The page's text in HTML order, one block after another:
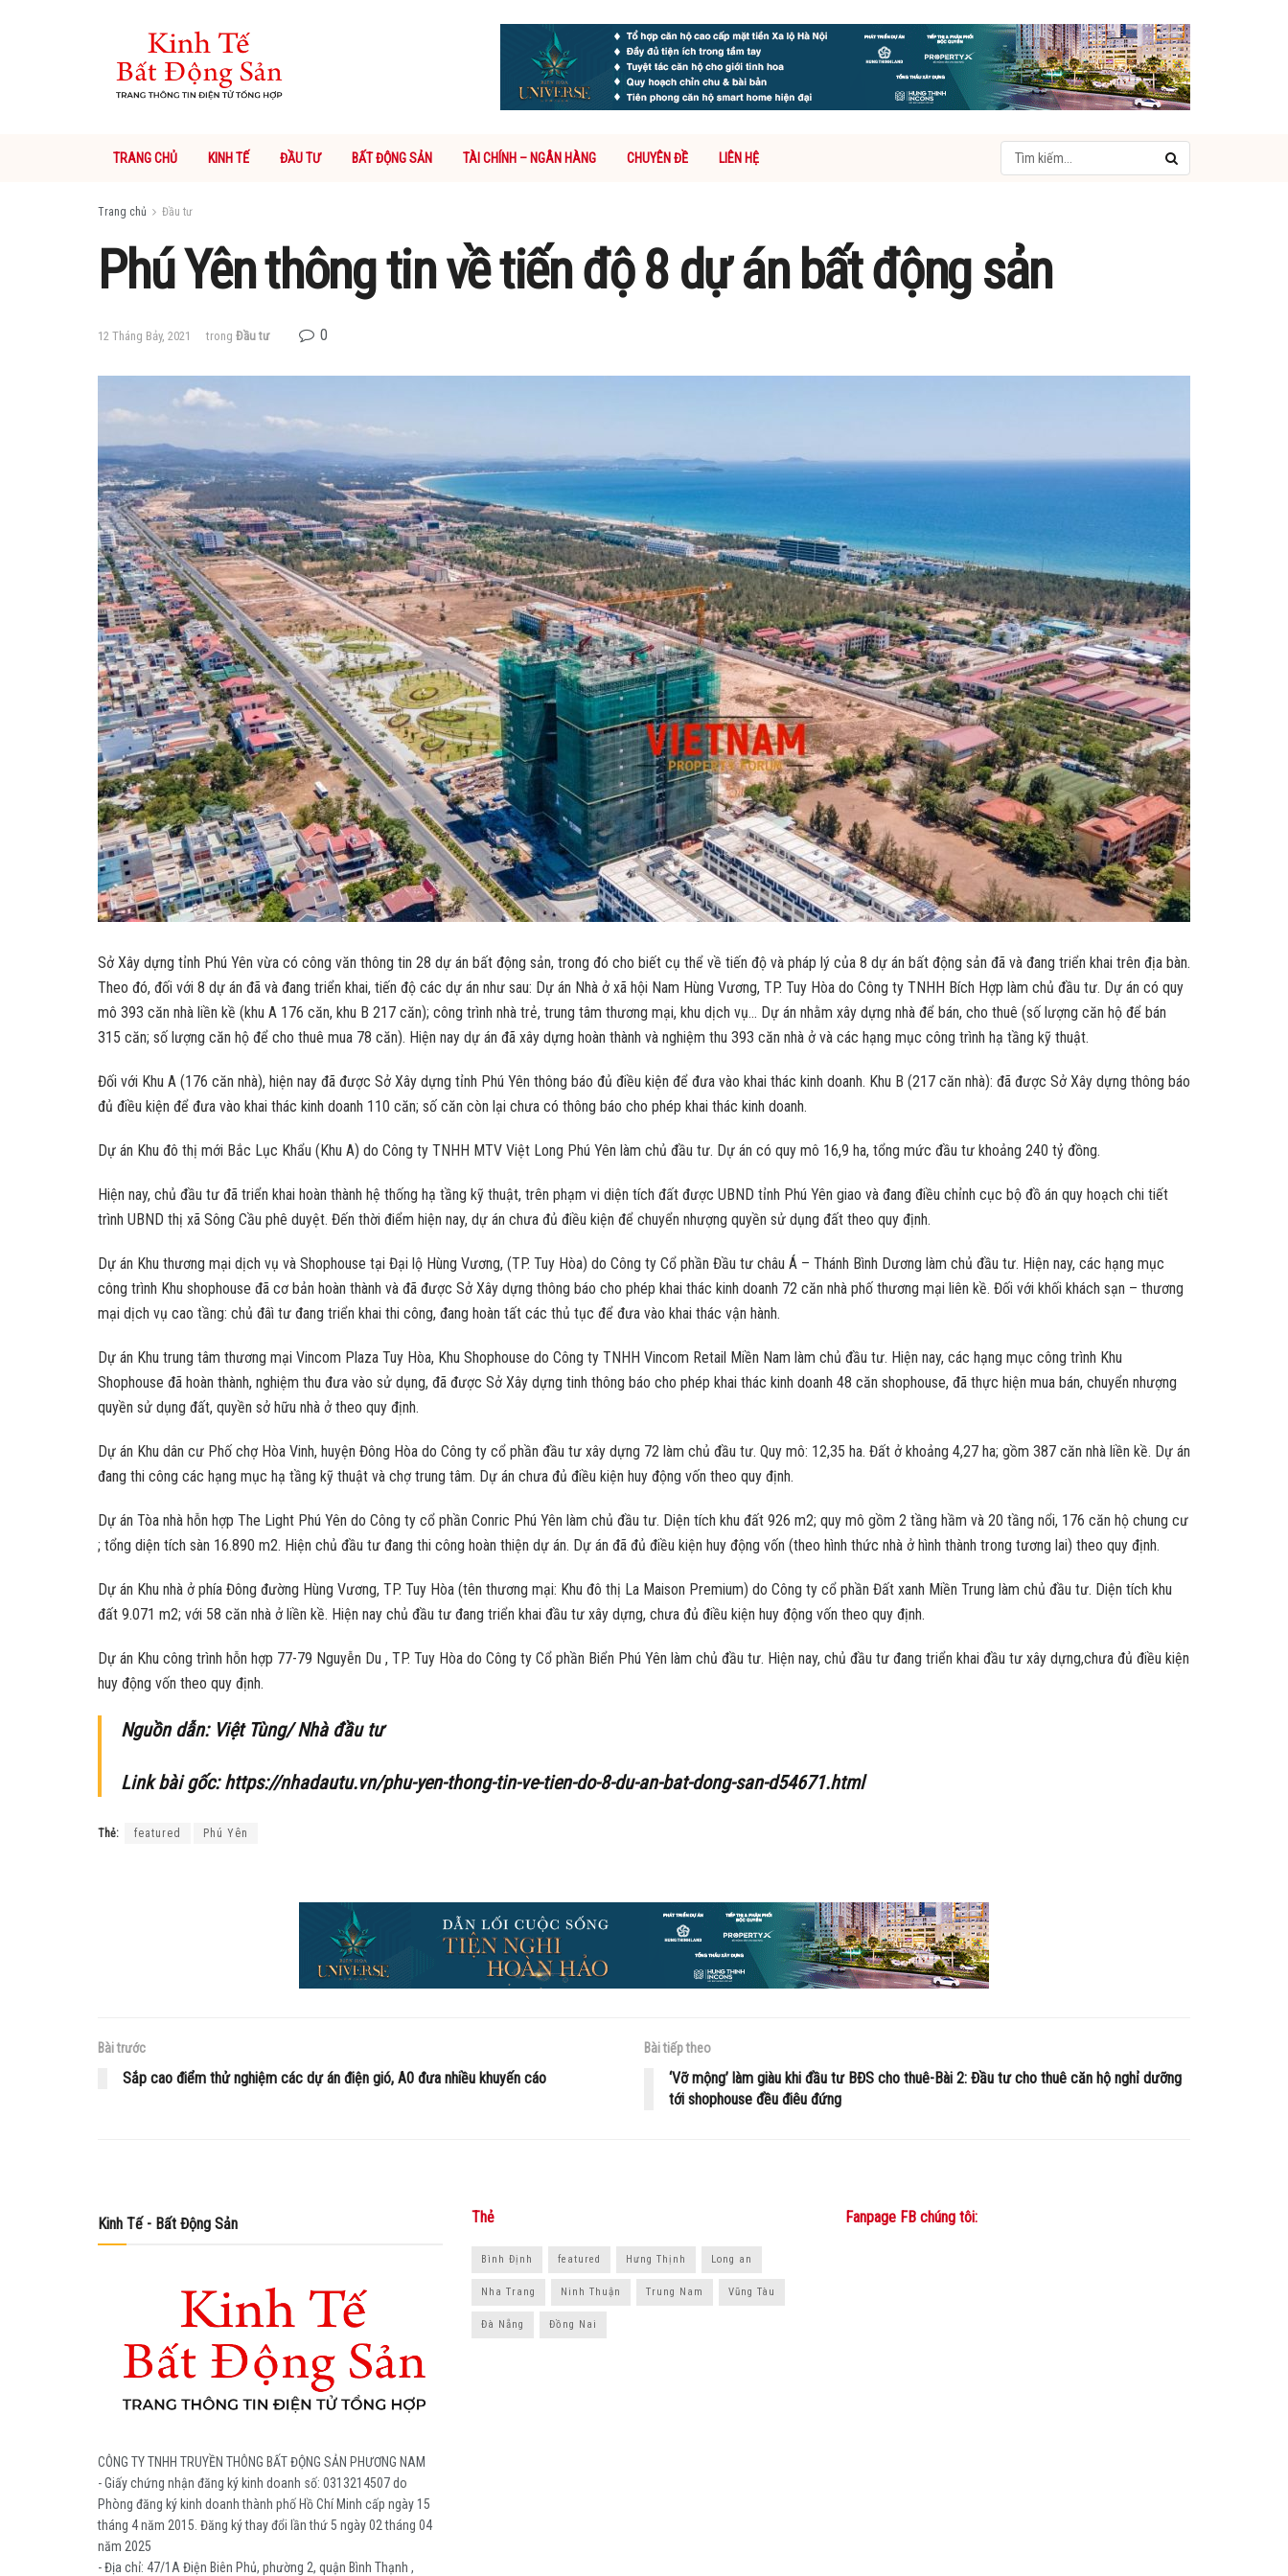
TRANG CHỦ KINH TẾ ĐẦU TƯ BẤT ĐỘNG SẢN TÀI CHÍNH – NGÂN HÀNG CHUYÊN ĐỀ LIÊN HỆ
Trang chủ Đầu tư
Phú Yên thông tin về tiến độ 8 dự án bất động sản
12 Tháng Bảy, 2021 trong Đầu tư 0
Sở Xây dựng tỉnh Phú Yên vừa có công văn thông tin 28 dự án bất động sản, trong đó cho biết cụ thể về tiến độ và pháp lý của 8 dự án bất động sản đã và đang triển khai trên địa bàn.
Theo đó, đối với 8 dự án đã và đang triển khai, tiến độ các dự án như sau: Dự án Nhà ở xã hội Nam Hùng Vương, TP. Tuy Hòa do Công ty TNHH Bích Hợp làm chủ đầu tư. Dự án có quy
mô 393 căn nhà liền kề (khu A 176 căn, khu B 217 căn); công trình nhà trẻ, trung tâm thương mại, khu dịch vụ… Dự án nhằm xây dựng nhà để bán, cho thuê (số lượng căn hộ để bán
315 căn; số lượng căn hộ để cho thuê mua 78 căn). Hiện nay dự án đã xây dựng hoàn thành và nghiệm thu 393 căn nhà ở và các hạng mục công trình hạ tầng kỹ thuật.
Đối với Khu A (176 căn nhà), hiện nay đã được Sở Xây dựng tỉnh Phú Yên thông báo đủ điều kiện để đưa vào khai thác kinh doanh. Khu B (217 căn nhà): đã được Sở Xây dựng thông báo
đủ điều kiện để đưa vào khai thác kinh doanh 110 căn; số căn còn lại chưa có thông báo cho phép khai thác kinh doanh.
Dự án Khu đô thị mới Bắc Lục Khẩu (Khu A) do Công ty TNHH MTV Việt Long Phú Yên làm chủ đầu tư. Dự án có quy mô 16,9 ha, tổng mức đầu tư khoảng 240 tỷ đồng.
Hiện nay, chủ đầu tư đã triển khai hoàn thành hệ thống hạ tầng kỹ thuật, trên phạm vi diện tích đất được UBND tỉnh Phú Yên giao và đang điều chỉnh cục bộ đồ án quy hoạch chi tiết
trình UBND thị xã Sông Cầu phê duyệt. Đến thời điểm hiện nay, dự án chưa đủ điều kiện để chuyển nhượng quyền sử dụng đất theo quy định.
Dự án Khu thương mại dịch vụ và Shophouse tại Đại lộ Hùng Vương, (TP. Tuy Hòa) do Công ty Cổ phần Đầu tư châu Á – Thánh Bình Dương làm chủ đầu tư. Hiện nay, các hạng mục
công trình Khu shophouse đã cơ bản hoàn thành và đã được Sở Xây dựng thông báo cho phép khai thác kinh doanh 72 căn nhà phố thương mại liên kề. Đối với khối khách sạn – thương
mại dịch vụ cao tầng: chủ đâì tư đang triển khai thi công, đang hoàn tất các thủ tục để đưa vào khai thác vận hành.
Dự án Khu trung tâm thương mại Vincom Plaza Tuy Hòa, Khu Shophouse do Công ty TNHH Vincom Retail Miền Nam làm chủ đầu tư. Hiện nay, các hạng mục công trình Khu
Shophouse đã hoàn thành, nghiệm thu đưa vào sử dụng, đã được Sở Xây dựng tinh thông báo cho phép khai thác kinh doanh 48 căn shophouse, đã thực hiện mua bán, chuyển nhượng
quyền sử dụng đất, quyền sở hữu nhà ở theo quy định.
Dự án Khu dân cư Phố chợ Hòa Vinh, huyện Đông Hòa do Công ty cổ phần đầu tư xây dựng 72 làm chủ đầu tư. Quy mô: 12,35 ha. Đất ở khoảng 4,27 ha; gồm 387 căn nhà liền kề. Dự án
đang thi công các hạng mục hạ tầng kỹ thuật và chợ trung tâm. Dự án chưa đủ điều kiện huy động vốn theo quy định.
Dự án Tòa nhà hỗn hợp The Light Phú Yên do Công ty cổ phần Conric Phú Yên làm chủ đầu tư. Diện tích khu đất 926 m2; quy mô gồm 2 tầng hầm và 20 tầng nổi, 176 căn hộ chung cư
; tổng diện tích sàn 16.890 m2. Hiện chủ đầu tư đang thi công hoàn thiện dự án. Dự án đã đủ điều kiện huy động vốn (theo hình thức nhà ở hình thành trong tương lai) theo quy định.
Dự án Khu nhà ở phía Đông đường Hùng Vương, TP. Tuy Hòa (tên thương mại: Khu đô thị La Maison Premium) do Công ty cổ phần Đất xanh Miền Trung làm chủ đầu tư. Diện tích khu
đất 9.071 m2; với 58 căn nhà ở liền kề. Hiện nay chủ đầu tư đang triển khai đầu tư xây dựng, chưa đủ điều kiện huy động vốn theo quy định.
Dự án Khu công trình hỗn hợp 77-79 Nguyễn Du , TP. Tuy Hòa do Công ty Cổ phần Biển Phú Yên làm chủ đầu tư. Hiện nay, chủ đầu tư đang triển khai đầu tư xây dựng,chưa đủ điều kiện
huy động vốn theo quy định.
Nguồn dẫn: Việt Tùng/ Nhà đầu tư
Link bài gốc: https://nhadautu.vn/phu-yen-thong-tin-ve-tien-do-8-du-an-bat-dong-san-d54671.html
Thẻ: featured Phú Yên
Bài trước
Sắp cao điểm thử nghiệm các dự án điện gió, A0 đưa nhiều khuyến cáo
Bài tiếp theo
‘Vỡ mộng’ làm giàu khi đầu tư BĐS cho thuê-Bài 2: Đầu tư cho thuê căn hộ nghỉ dưỡng
tới shophouse đều điêu đứng
Kinh Tế - Bất Động Sản
CÔNG TY TNHH TRUYỀN THÔNG BẤT ĐỘNG SẢN PHƯƠNG NAM
- Giấy chứng nhận đăng ký kinh doanh số: 0313214507 do
Phòng đăng ký kinh doanh thành phố Hồ Chí Minh cấp ngày 15
tháng 4 năm 2015. Đăng ký thay đổi lần thứ 5 ngày 02 tháng 04
năm 2025
- Địa chỉ: 47/1A Điện Biên Phủ, phường 2, quận Bình Thạnh ,
Thẻ
Bình Định featured Hưng Thịnh Long an
Nha Trang Ninh Thuận Trung Nam Vũng Tàu
Đà Nẵng Đồng Nai
Fanpage FB chúng tôi: